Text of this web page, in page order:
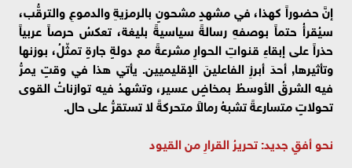
إنَّ حضوراً كهذا، في مشهدٍ مشحونٍ بالرمزيةِ والدموعِ والترقُّب،
سيُقرأُ حتماً بوصفهِ رسالةً سياسيةً بليغة، تعكسُ حرصاً عربياً
حذراً على إبقاءِ قنواتِ الحوارِ مشرعةً مع دولةٍ جارةٍ تمثّلُ، بوزنها
وتأثيرها, أحدَ أبرزِ الفاعلينَ الإقليميين. يأتي هذا في وقتٍ يمرُّ
فيه الشرقُ الأوسطُ بمخاضٍ عسير، وتشهدُ فيه توازناتُ القوى
تحولاتٍ متسارعةً تشبهُ رمالاً متحركةً لا تستقرُّ على حال.
نحو أفقٍ جديد: تحريرُ القرارِ من القيود